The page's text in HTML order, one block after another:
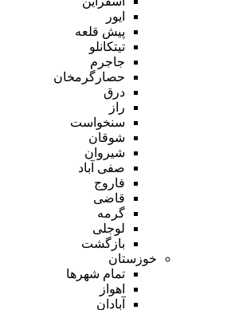
ایور
پیش قلعه
تیتکانلو
جاجرم
حصارگرمخان
درق
راز
سنخواست
شوقان
شیروان
صفی آباد
فاروج
قاضی
گرمه
لوجلی
بازگشت
خوزستان
تمام شهر‌ها
اهواز
آبادان